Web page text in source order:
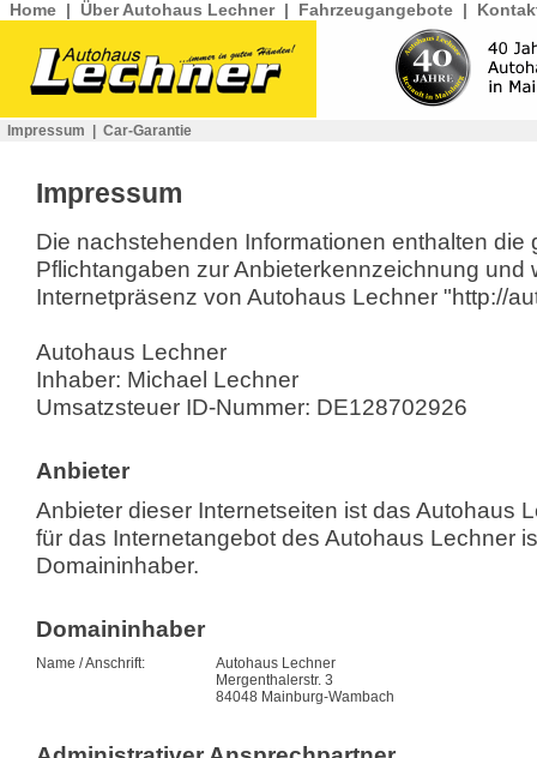
Home | Über Autohaus Lechner| Fahrzeugangebote |
Impressum Car-Garantie
Impressum
Die nachstehenden Informationen enthalten
Pflichtangaben zur Anbieterkennzeichnung und
Internetpräsenz von Autohaus Lechner "http://
Autohaus Lechner
Inhaber: Michael Lechner
Umsatzsteuer ID-Nummer: DE128702926
Anbieter
Anbieter dieser Internetseiten ist das Autohaus
für das Internetangebot des Autohaus Lechner
Domaininhaber.
Domaininhaber
Name / Anschrift:
Autohaus Lechner
Mergenthalerstr. 3
84048 Mainburg-Wambach